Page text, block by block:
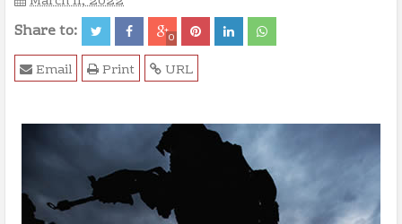
Share to: 0
URL
Print
Email